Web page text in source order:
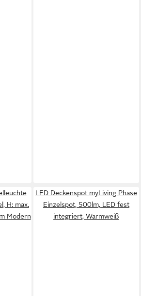
H: max.
Modern
LED Deckenspot myLiving Phase
Einzelspot, 500lm, LED fest
integriert, Warmweiß